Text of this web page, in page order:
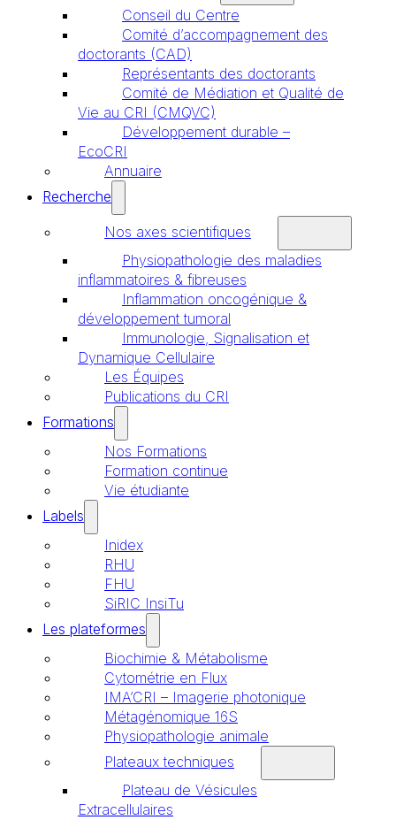
Conseil du Centre
Comité d’accompagnement des
doctorants (CAD)
Représentants des doctorants
Comité de Médiation et Qualité de
Vie au CRI (CMQVC)
Développement durable –
EcoCRI
Annuaire
Recherche
Nos axes scientifiques
Physiopathologie des maladies
inflammatoires & fibreuses
Inflammation oncogénique &
développement tumoral
Immunologie, Signalisation et
Dynamique Cellulaire
Les Équipes
Publications du CRI
Formations
Nos Formations
Formation continue
Vie étudiante
Labels
Inidex
RHU
FHU
SiRIC InsiTu
Les plateformes
Biochimie & Métabolisme
Cytométrie en Flux
IMA’CRI – Imagerie photonique
Métagénomique 16S
Physiopathologie animale
Plateaux techniques
Plateau de Vésicules
Extracellulaires